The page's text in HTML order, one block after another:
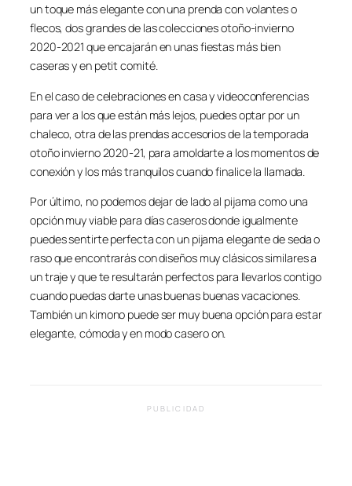
un toque más elegante con una prenda con volantes o
flecos, dos grandes de las colecciones otoño-invierno
2020-2021 que encajarán en unas fiestas más bien
caseras y en petit comité.
En el caso de celebraciones en casa y videoconferencias
para ver a los que están más lejos, puedes optar por un
chaleco, otra de las prendas accesorios de la temporada
otoño invierno 2020-21, para amoldarte a los momentos de
conexión y los más tranquilos cuando finalice la llamada.
Por último, no podemos dejar de lado al pijama como una
opción muy viable para días caseros donde igualmente
puedes sentirte perfecta con un pijama elegante de seda o
raso que encontrarás con diseños muy clásicos similares a
un traje y que te resultarán perfectos para llevarlos contigo
cuando puedas darte unas buenas buenas vacaciones.
También un kimono puede ser muy buena opción para estar
elegante, cómoda y en modo caseroon.
PUBLICIDAD